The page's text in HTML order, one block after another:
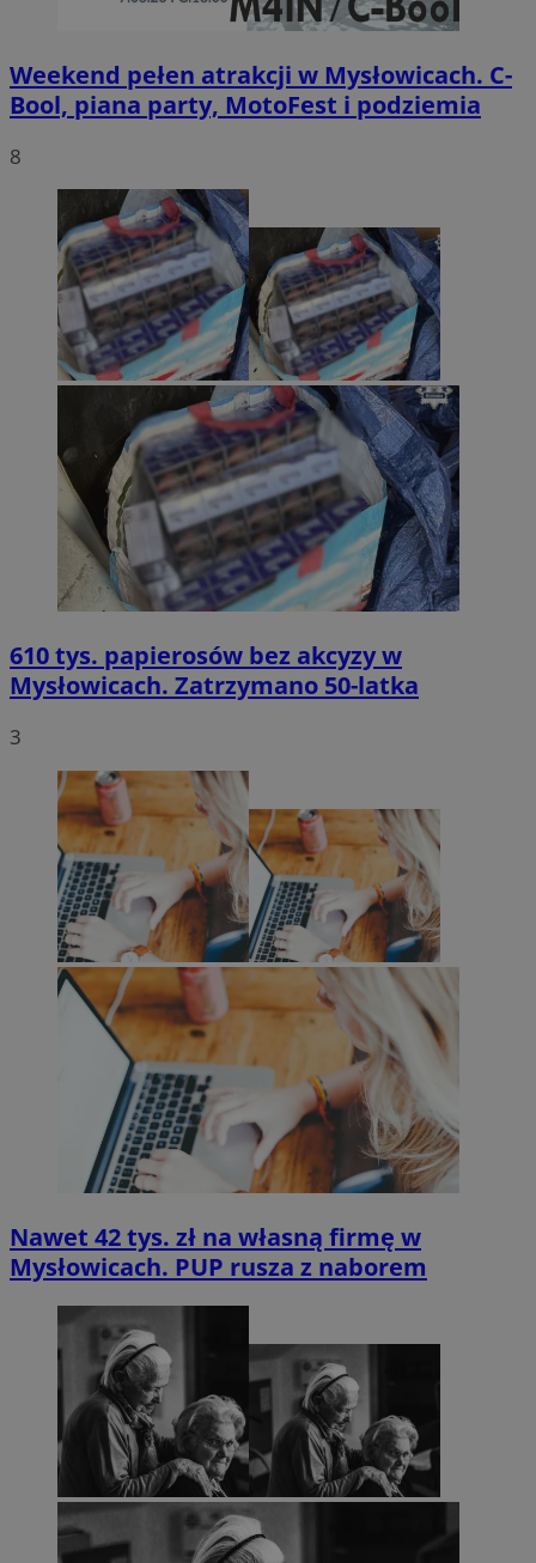
Weekend pełen atrakcji w Mysłowicach. C-
Bool, piana party, MotoFest i podziemia
8
610 tys. papierosów bez akcyzy w
Mysłowicach. Zatrzymano 50-latka
3
Nawet 42 tys. zł na własną firmę w
Mysłowicach. PUP rusza z naborem